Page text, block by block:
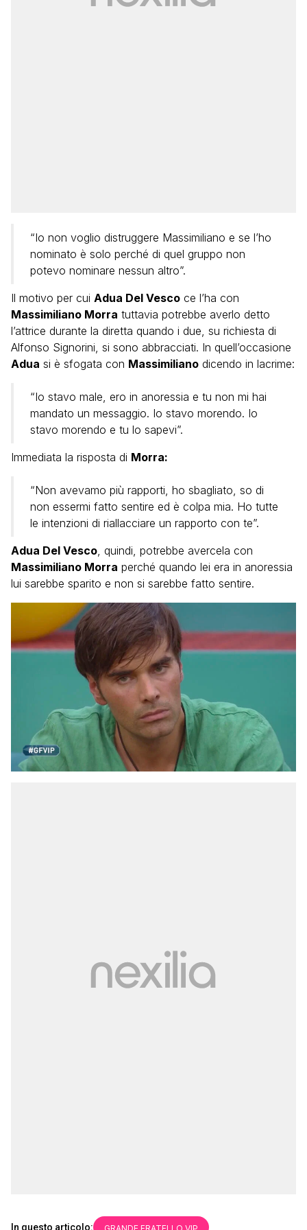
“Io non voglio distruggere Massimiliano e se l’ho
nominato è solo perché di quel gruppo non
potevo nominare nessun altro”.
Il motivo per cui Adua Del Vesco ce l’ha con
Massimiliano Morra tuttavia potrebbe averlo detto
l’attrice durante la diretta quando i due, su richiesta di
Alfonso Signorini, si sono abbracciati. In quell’occasione
Adua si è sfogata con Massimiliano dicendo in lacrime:
“Io stavo male, ero in anoressia e tu non mi hai
mandato un messaggio. Io stavo morendo. Io
stavo morendo e tu lo sapevi”.
Immediata la risposta di Morra:
“Non avevamo più rapporti, ho sbagliato, so di
non essermi fatto sentire ed è colpa mia. Ho tutte
le intenzioni di riallacciare un rapporto con te”.
Adua Del Vesco , quindi, potrebbe avercela con
Massimiliano Morra perché quando lei era in anoressia
lui sarebbe sparito e non si sarebbe fatto sentire.
In questo articolo: